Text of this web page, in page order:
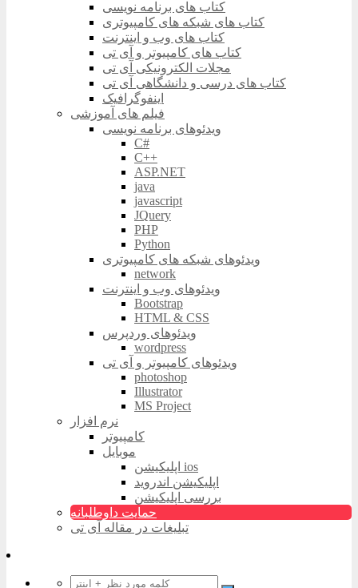
کتاب های برنامه نویسی
کتاب های شبکه های کامپیوتری
کتاب های وب و اینترنت
کتاب های کامپیوتر و آی تی
مجلات الکترونیکی آی تی
کتاب های درسی و دانشگاهی آی تی
اینفوگرافیک
فیلم های آموزشی
ویدئوهای برنامه نویسی
C#
C++
ASP.NET
java
javascript
JQuery
PHP
Python
ویدئوهای شبکه های کامپیوتری
network
ویدئوهای وب و اینترنت
Bootstrap
HTML & CSS
ویدئوهای وردپرس
wordpress
ویدئوهای کامپیوتر و آی تی
photoshop
Illustrator
MS Project
نرم افزار
کامپیوتر
موبایل
اپلیکیشن ios
اپلیکیشن اندروید
بررسی اپلیکیشن
حمایت داوطلبانه
تبلیغات در مقاله آی تی